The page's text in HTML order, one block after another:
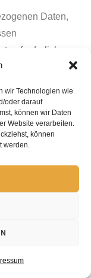
wir Technologien wie
oder darauf
können wir Daten
Website verarbeiten.
können
werden.
Daten,
erforderlich
als
sind.
Daten